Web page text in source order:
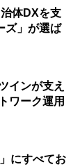
体DXを支
ズ」が選ば
インが支え
ワーク運用
にすべてお